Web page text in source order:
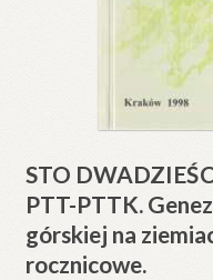
STO
PTT-PTTK.
górskiej na
rocznicowe.